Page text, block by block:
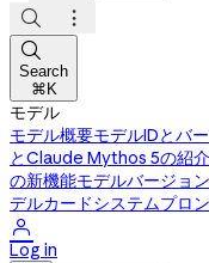



Search
⌘K
モデル
モデル概要モデルIDとバ
とClaude Mythos 5の紹介
の新機能モデルバージョ
デルカードシステムプロ

Log in